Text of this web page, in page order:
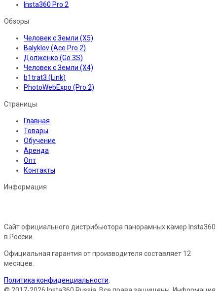
Insta360 Pro 2
Обзоры
Человек с Земли (X5)
Balyklov (Ace Pro 2)
Долженко (Go 3S)
Человек с Земли (X4)
b1trat3 (Link)
PhotoWebExpo (Pro 2)
Страницы
Главная
Товары
Обучение
Аренда
Опт
Контакты
Информация
Сайт официального дистрибьютора панорамных камер Insta360
в России.
Официальная гарантия от производителя составляет 12
месяцев.
Политика конфиденциальности